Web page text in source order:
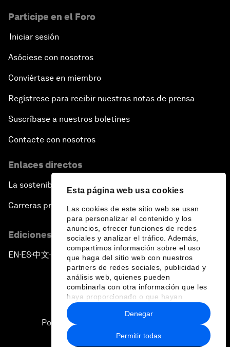
Esta página web usa cookies
Las cookies de este sitio web se usan
para personalizar el contenido y los
anuncios, ofrecer funciones de redes
sociales y analizar el tráfico. Además,
compartimos información sobre el uso
que haga del sitio web con nuestros
partners de redes sociales, publicidad y
análisis web, quienes pueden
combinarla con otra información que les
haya proporcionado o que hayan
recopilado a partir del uso que haya
hecho de sus servicios.
Permitir todas
Denegar
Participe en el Foro
Iniciar sesión
Asóciese con nosotros
Conviértase en miembro
Regístrese para recibir nuestras notas de prensa
Suscríbase a nuestros boletines
Contacte con nosotros
Enlaces directos
La sostenibilidad en el Foro
Carreras profesionales
Ediciones en otros idiomas
EN ▪ES▪中文▪ 日本語
Política de privacidad y normas de uso
Sitemap